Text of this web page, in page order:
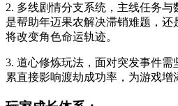
2. 多线剧情分支系统，主线任务
是帮助年迈果农解决滞销难题，
将改变角色命运轨迹。
3. 道心修炼玩法，面对突发事件
累直接影响渡劫成功率，为游戏增